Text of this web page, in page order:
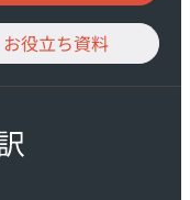
お役立ち資料